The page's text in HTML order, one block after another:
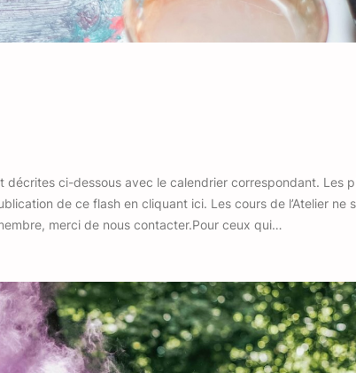
décrites ci-dessous avec le calendrier correspondant. Les
de ce flash en cliquant ici. Les cours de l’Atelier ne
merci de nous contacter.Pour ceux qui…